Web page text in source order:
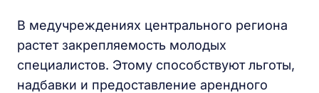
В медучреждениях центрального региона
растет закрепляемость молодых
специалистов. Этому способствуют льготы,
надбавки и предоставление арендного